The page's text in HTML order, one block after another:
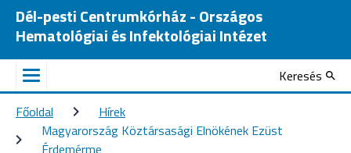
Dél-pesti Centrumkórház - Országos
Hematológiai és Infektológiai Intézet
Keresés
Főoldal
Hírek
Magyarország Köztársasági Elnökének Ezüst
Érdemérme